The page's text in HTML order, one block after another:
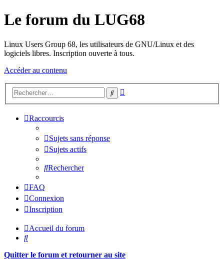
Le forum du LUG68
Linux Users Group 68, les utilisateurs de GNU/Linux et des
logiciels libres. Inscription ouverte à tous.
Accéder au contenu
Rechercher
Raccourcis
Sujets sans réponse
Sujets actifs
Rechercher
FAQ
Connexion
Inscription
Accueil du forum
Rechercher
Quitter le forum et retourner au site